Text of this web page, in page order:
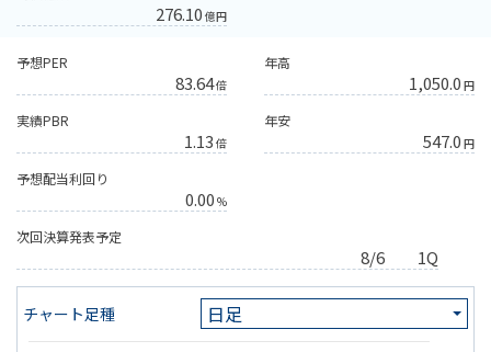
276.10 億円
予想PER
83.64倍
年高
1,050.0 円
実績PBR
1.13 倍
年安
547.0 円
予想配当利回り
0.00 %
次回決算発表予定
8/6 1Q
チャート足種